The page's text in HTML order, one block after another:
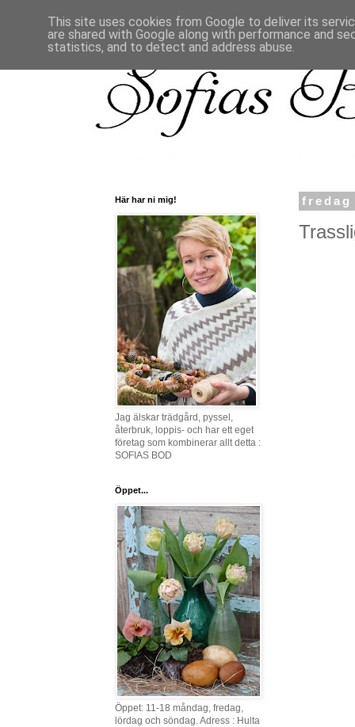
fredag
Här har ni mig!
Jag älskar trädgård, pyssel,
återbruk, loppis- och har ett eget
företag som kombinerar allt detta :
SOFIAS BOD
Öppet...
Öppet: 11-18 måndag, fredag,
lördag och söndag. Adress : Hulta
This site uses cookies from Google to deliver its
are shared with Google along with performance and
statistics, and to detect and address abuse.